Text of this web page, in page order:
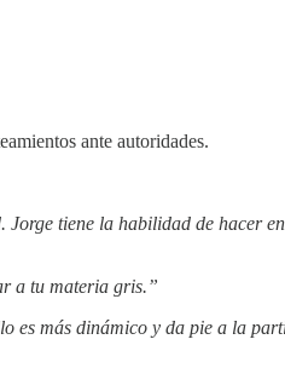
ante autoridades.
tiene la habilidad de hacer
a tu materia gris.”
es más dinámico y da pie a la